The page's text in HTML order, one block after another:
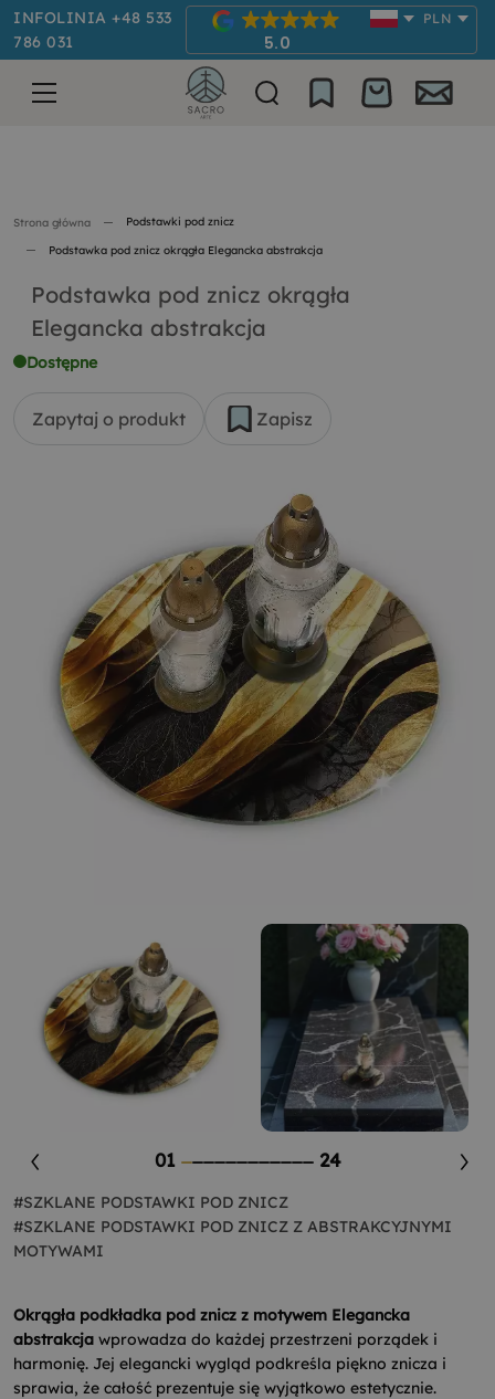
INFOLINIA +48 533
786 031
5.0
PLN
Strona główna Podstawki pod znicz
Podstawka pod znicz okrągła Elegancka abstrakcja
Podstawka pod znicz okrągła
Elegancka abstrakcja
Dostępne
Zapytaj o produkt Zapisz
01 24
#SZKLANE PODSTAWKI POD ZNICZ
#SZKLANE PODSTAWKI POD ZNICZ Z ABSTRAKCYJNYMI
MOTYWAMI
Okrągła podkładka pod znicz z motywem Elegancka
abstrakcja wprowadza do każdej przestrzeni porządek i
harmonię. Jej elegancki wygląd podkreśla piękno znicza i
sprawia, że całość prezentuje się wyjątkowo estetycznie.